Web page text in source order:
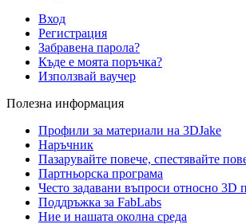
Вход
Регистрация
Забравена парола?
Къде е моята поръчка?
Използвай ваучер
Полезна информация
Профили за материали на 3DJake
Наръчник
Пазарувайте повече, спестявайте
Партньорска програма
Често задавани въпроси относно 3D
Поддръжка за FabLabs
Ние и нашата околна среда